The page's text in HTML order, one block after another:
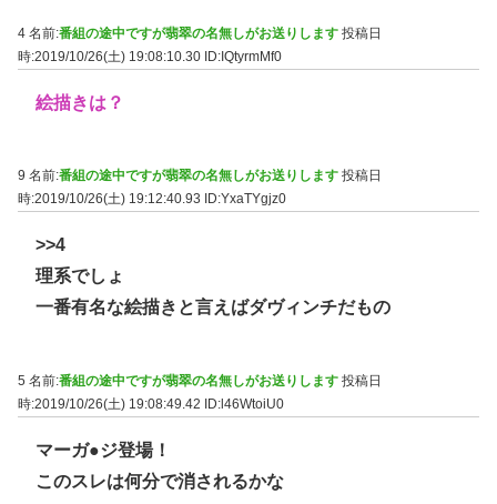
4 名前:番組の途中ですが翡翠の名無しがお送りします 投稿日
時:2019/10/26(土) 19:08:10.30 ID:IQtyrmMf0
絵描きは？
9 名前:番組の途中ですが翡翠の名無しがお送りします 投稿日
時:2019/10/26(土) 19:12:40.93
ID:YxaTYgjz0
>>4
理系でしょ
一番有名な絵描きと言えばダヴィンチだもの
5 名前:番組の途中ですが翡翠の名無しがお送りします 投稿日
時:2019/10/26(土) 19:08:49.42
ID:l46WtoiU0
マーガ●ジ登場！
このスレは何分で消されるかな